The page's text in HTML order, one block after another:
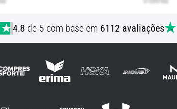
4.8 de 5 com base em 6112 avaliações